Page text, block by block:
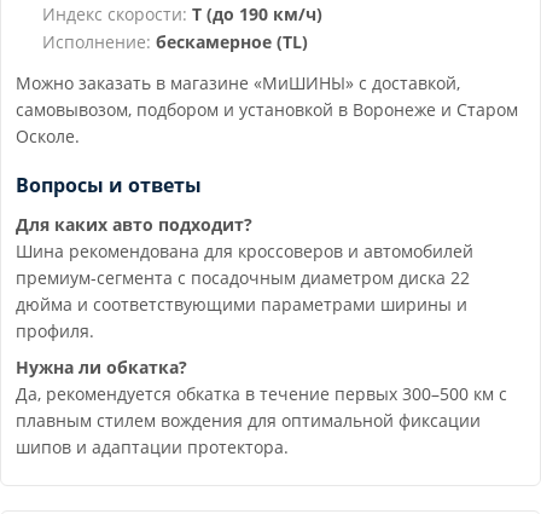
Индекс скорости: T (до 190 км/ч)
Исполнение: бескамерное (TL)
Можно заказать в магазине «МиШИНЫ» с доставкой,
самовывозом, подбором и установкой в Воронеже и Старом
Осколе.
Вопросы и ответы
Для каких авто подходит?
Шина рекомендована для кроссоверов и автомобилей
премиум-сегмента с посадочным диаметром диска 22
дюйма и соответствующими параметрами ширины и
профиля.
Нужна ли обкатка?
Да, рекомендуется обкатка в течение первых 300–500 км с
плавным стилем вождения для оптимальной фиксации
шипов и адаптации протектора.